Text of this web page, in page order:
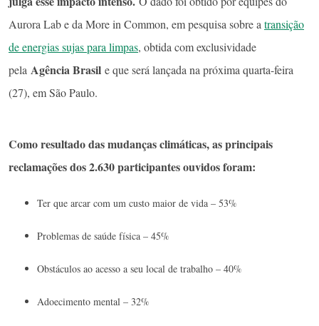
Aurora Lab e da More in Common, em pesquisa sobre atransição
de energias sujas para limpas, obtida com exclusividade
pela Agência Brasil e que será lançada na próxima quarta-feira
(27), em São Paulo.
Como resultado das mudanças climáticas, as principais
reclamações dos 2.630 participantes ouvidos foram:
Ter que arcar com um custo maior de vida – 53%
Problemas de saúde física – 45%
Obstáculos ao acesso a seu local de trabalho – 40%
Adoecimento mental – 32%